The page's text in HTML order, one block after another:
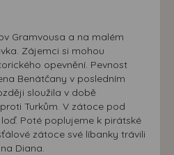
Gramvousa a na malém
Zájemci si mohou
opevnění. Pevnost
Benátčany v posledním
sloužila v době
Turkům. V zátoce pod
Poté poplujeme k pirátské
zátoce své líbanky trávili
Diana.